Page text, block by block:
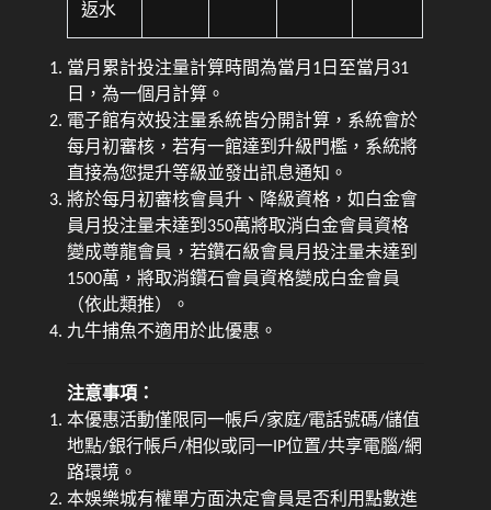
返水
當月累計投注量計算時間為當月1日至當月31
日，為一個月計算。
電子館有效投注量系統皆分開計算，系統會於
每月初審核，若有一館達到升級門檻，系統將
直接為您提升等級並發出訊息通知。
將於每月初審核會員升、降級資格，如白金會
員月投注量未達到350萬將取消白金會員資格
變成尊龍會員，若鑽石級會員月投注量未達到
1500萬，將取消鑽石會員資格變成白金會員
（依此類推）。
九牛捕魚不適用於此優惠。
注意事項：
本優惠活動僅限同一帳戶/家庭/電話號碼/儲值
地點/銀行帳戶/相似或同一IP位置/共享電腦/網
路環境。
本娛樂城有權單方面決定會員是否利用點數進